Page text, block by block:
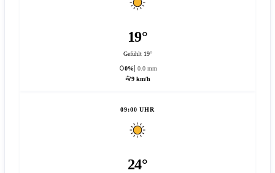
19°
Gefühlt 19°
0%
0.0 mm
9 km/h
09:00 UHR
24°